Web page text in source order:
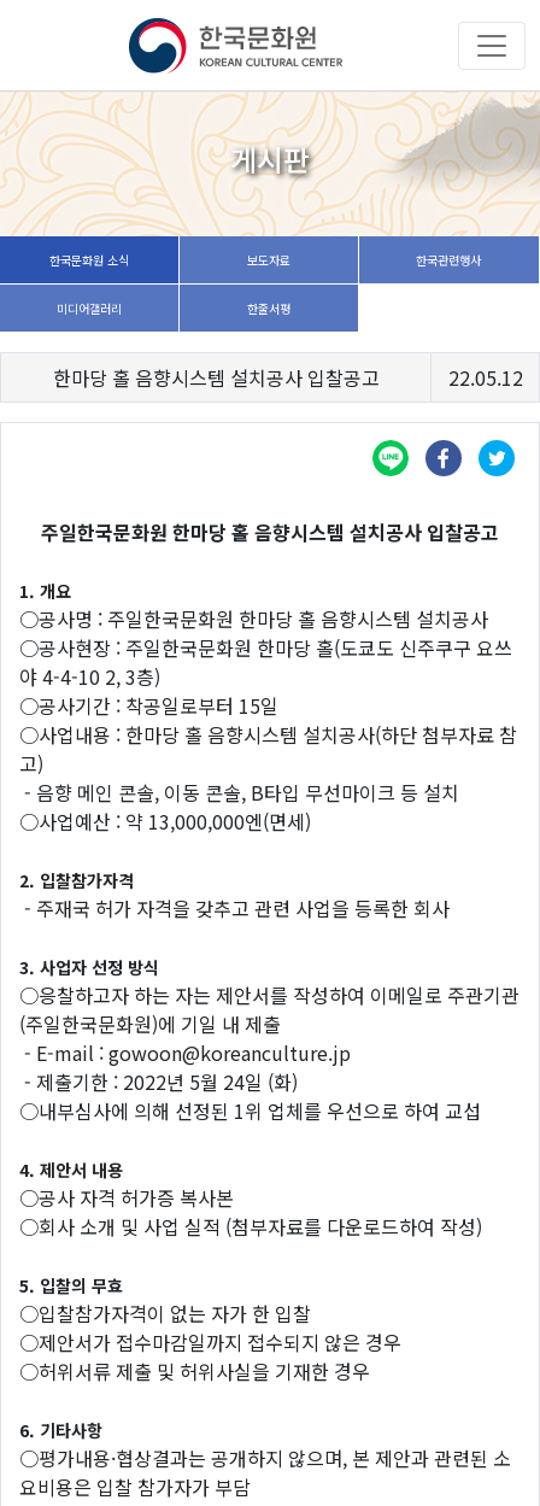
게시판
한국문화원 소식 보도자료 한국관련행사
미디어갤러리 한줄서평
한마당 홀 음향시스템 설치공사 입찰공고 22.05.12
주일한국문화원 한마당 홀 음향시스템 설치공사 입찰공고
1. 개요
○공사명 : 주일한국문화원 한마당 홀 음향시스템 설치공사
○공사현장 : 주일한국문화원 한마당 홀(도쿄도 신주쿠구 요쓰
야 4-4-10 2, 3층)
○공사기간 : 착공일로부터 15일
○사업내용 : 한마당 홀 음향시스템 설치공사(하단 첨부자료 참
고)
- 음향 메인 콘솔, 이동 콘솔, B타입 무선마이크 등 설치
○사업예산 : 약 13,000,000엔(면세)
2. 입찰참가자격
- 주재국 허가 자격을 갖추고 관련 사업을 등록한 회사
3. 사업자 선정 방식
○응찰하고자 하는 자는 제안서를 작성하여 이메일로 주관기관
(주일한국문화원)에 기일 내 제출
- E-mail : gowoon@koreanculture.jp
- 제출기한 : 2022년 5월 24일 (화)
○내부심사에 의해 선정된 1위 업체를 우선으로 하여 교섭
4. 제안서 내용
○공사 자격 허가증 복사본
○회사 소개 및 사업 실적 (첨부자료를 다운로드하여 작성)
5. 입찰의 무효
○입찰참가자격이 없는 자가 한 입찰
○제안서가 접수마감일까지 접수되지 않은 경우
○허위서류 제출 및 허위사실을 기재한 경우
6. 기타사항
○평가내용·협상결과는 공개하지 않으며, 본 제안과 관련된 소
요비용은 입찰 참가자가 부담